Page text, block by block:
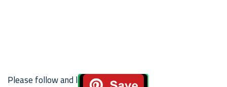
Please follow and like us: